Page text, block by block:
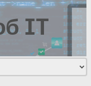
IT